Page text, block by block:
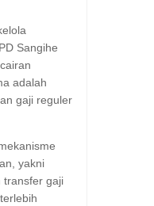
Sangihe
adalah
gaji reguler
yakni
transfer gaji